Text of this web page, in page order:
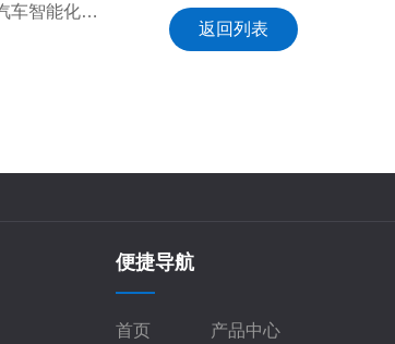
上一篇：2023四维图新用户大会 | 六分科技CEO李阳：定位助力汽车智能化普及 高精度定位
返回列表
便捷导航
首页 产品中心